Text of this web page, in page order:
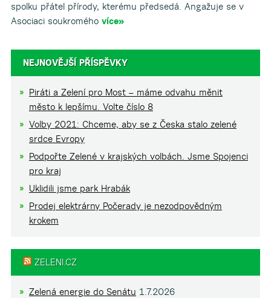
spolku přátel přírody, kterému předsedá. Angažuje se v
Asociaci soukromého více»
NEJNOVĚJŠÍ PŘÍSPĚVKY
Piráti a Zelení pro Most – máme odvahu měnit
město k lepšímu. Volte číslo 8
Volby 2021: Chceme, aby se z Česka stalo zelené
srdce Evropy
Podpořte Zelené v krajských volbách. Jsme Spojenci
pro kraj
Uklidili jsme park Hrabák
Prodej elektrárny Počerady je nezodpovědným
krokem
ZELENI.CZ
Zelená energie do Senátu 1.7.2026